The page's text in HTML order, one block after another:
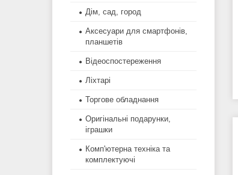
Дім, сад, город
Аксесуари для смартфонів,
планшетів
Відеоспостереження
Ліхтарі
Торгове обладнання
Оригінальні подарунки,
іграшки
Комп'ютерна техніка та
комплектуючі